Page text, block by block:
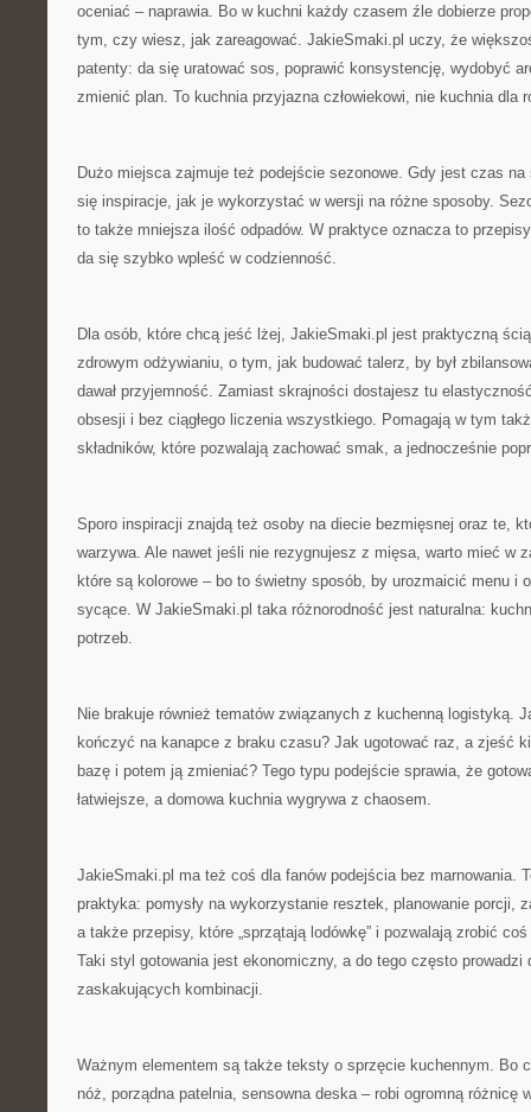
oceniać – naprawia. Bo w kuchni każdy czasem źle dobierze
tym, czy wiesz, jak zareagować. JakieSmaki.pl uczy, że
patenty: da się uratować sos, poprawić konsystencję, wydobyć
zmienić plan. To kuchnia przyjazna człowiekowi, nie kuchnia dla
Dużo miejsca zajmuje też podejście sezonowe. Gdy jest czas na
się inspiracje, jak je wykorzystać w wersji na różne sposoby.
to także mniejsza ilość odpadów. W praktyce oznacza to
da się szybko wpleść w codzienność.
Dla osób, które chcą jeść lżej, JakieSmaki.pl jest praktyczną
zdrowym odżywianiu, o tym, jak budować talerz, by był
dawał przyjemność. Zamiast skrajności dostajesz tu
obsesji i bez ciągłego liczenia wszystkiego. Pomagają w tym
składników, które pozwalają zachować smak, a jednocześnie
Sporo inspiracji znajdą też osoby na diecie bezmięsnej oraz te,
warzywa. Ale nawet jeśli nie rezygnujesz z mięsa, warto mieć w
które są kolorowe – bo to świetny sposób, by urozmaicić menu i
sycące. W JakieSmaki.pl taka różnorodność jest naturalna:
potrzeb.
Nie brakuje również tematów związanych z kuchenną logistyką.
kończyć na kanapce z braku czasu? Jak ugotować raz, a zjeść
bazę i potem ją zmieniać? Tego typu podejście sprawia, że
łatwiejsze, a domowa kuchnia wygrywa z chaosem.
JakieSmaki.pl ma też coś dla fanów podejścia bez marnowania.
praktyka: pomysły na wykorzystanie resztek, planowanie porcji,
a także przepisy, które „sprzątają lodówkę” i pozwalają zrobić
Taki styl gotowania jest ekonomiczny, a do tego często prowadzi
zaskakujących kombinacji.
Ważnym elementem są także teksty o sprzęcie kuchennym. Bo
nóż, porządna patelnia, sensowna deska – robi ogromną różnicę